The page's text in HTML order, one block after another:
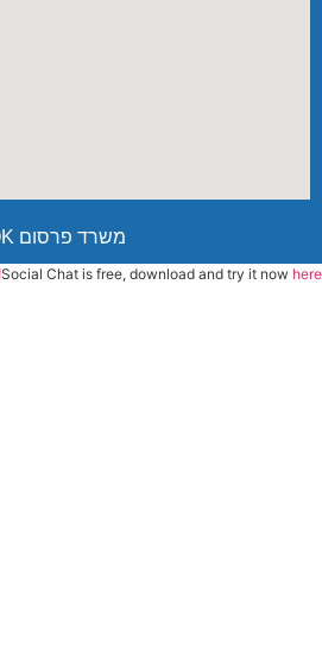
משרד פרסום OK
Social Chat is free, download and try it now here!